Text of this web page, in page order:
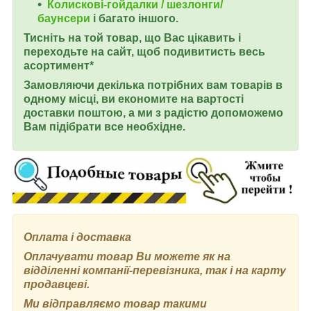
Колискові-гойдалки / шезлонги/
баунсери і багато іншого.
Тисніть на той товар, що Вас цікавить і
переходьте на сайт, щоб подивитисть весь
асортимент*
Замовляючи декілька потрібних вам товарів в
одному місці, ви економите на вартості
доставки поштою, а ми з радістю допоможемо
Вам підібрати все необхідне.
Оплата і доставка
Оплачувати товар Ви можете як на
відділенні компанії-перевізника, так і на карту
продавцеві.
Ми відправляємо товар такими